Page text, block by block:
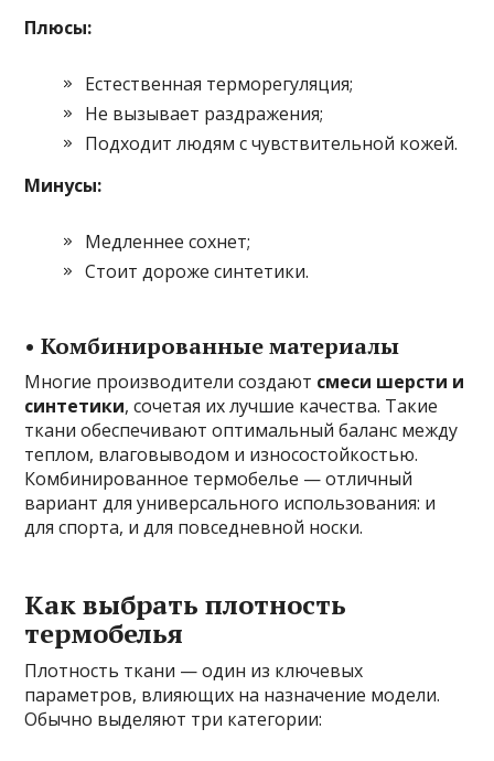
Плюсы:
Естественная терморегуляция;
Не вызывает раздражения;
Подходит людям с чувствительной кожей.
Минусы:
Медленнее сохнет;
Стоит дороже синтетики.
• Комбинированные материалы
Многие производители создают смеси шерсти и
синтетики, сочетая их лучшие качества. Такие
ткани обеспечивают оптимальный баланс между
теплом, влаговыводом и износостойкостью.
Комбинированное термобелье — отличный
вариант для универсального использования: и
для спорта, и для повседневной носки.
Как выбрать плотность
термобелья
Плотность ткани — один из ключевых
параметров, влияющих на назначение модели.
Обычно выделяют три категории: